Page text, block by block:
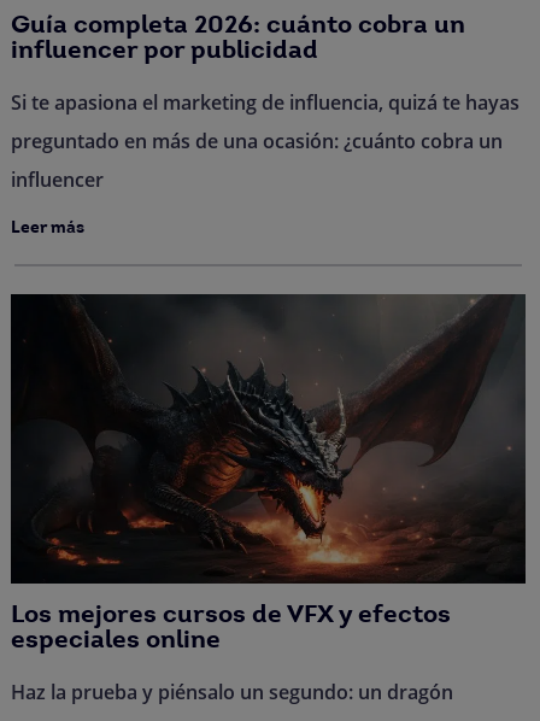
Guía completa 2026: cuánto cobra un
influencer por publicidad
Si te apasiona el marketing de influencia, quizá te hayas
preguntado en más de una ocasión: ¿cuánto cobra un
influencer
Leer más
Los mejores cursos de VFX y efectos
especiales online
Haz la prueba y piénsalo un segundo: un dragón